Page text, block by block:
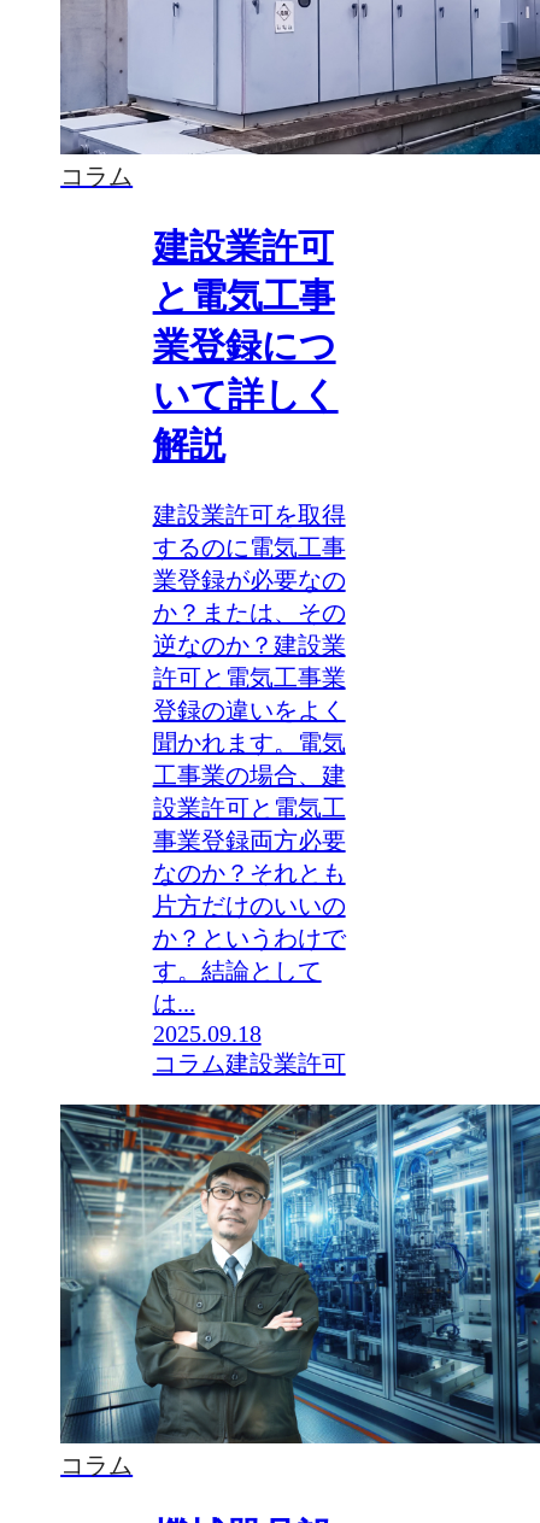
コラム
建設業許可
と電気工事
業登録につ
いて詳しく
解説
建設業許可を取得
するのに電気工事
業登録が必要なの
か？または、その
逆なのか？建設業
許可と電気工事業
登録の違いをよく
聞かれます。電気
工事業の場合、建
設業許可と電気工
事業登録両方必要
なのか？それとも
片方だけのいいの
か？というわけで
す。結論として
は...
2025.09.18
コラム建設業許可
コラム